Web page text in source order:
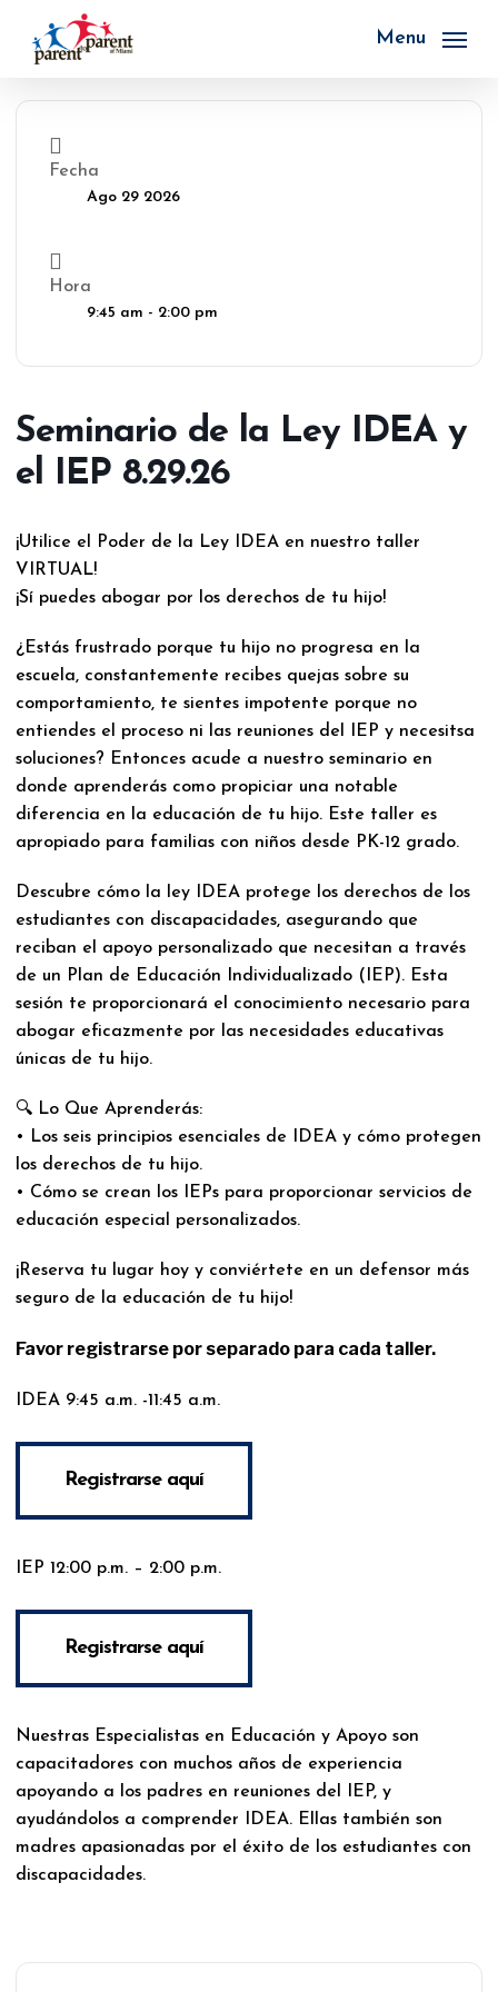
main
Menu
Fecha
Ago 29 2026
Hora
9:45 am - 2:00 pm
Seminario de la Ley IDEA y
el IEP 8.29.26
¡Utilice el Poder de la Ley IDEA en nuestro taller
VIRTUAL!
¡Sí puedes abogar por los derechos de tu hijo!
¿Estás frustrado porque tu hijo no progresa en la
escuela, constantemente recibes quejas sobre su
comportamiento, te sientes impotente porque no
entiendes el proceso ni las reuniones del IEP y necesitsa
soluciones? Entonces acude a nuestro seminario en
donde aprenderás como propiciar una notable
diferencia en la educación de tu hijo. Este taller es
apropiado para familias con niños desde PK-12 grado.
Descubre cómo la ley IDEA protege los derechos de los
estudiantes con discapacidades, asegurando que
reciban el apoyo personalizado que necesitan a través
de un Plan de Educación Individualizado (IEP). Esta
sesión te proporcionará el conocimiento necesario para
abogar eficazmente por las necesidades educativas
únicas de tu hijo.
🔍 Lo Que Aprenderás:
• Los seis principios esenciales de IDEA y cómo protegen
los derechos de tu hijo.
• Cómo se crean los IEPs para proporcionar servicios de
educación especial personalizados.
¡Reserva tu lugar hoy y conviértete en un defensor más
seguro de la educación de tu hijo!
Favor registrarse por separado para cada taller.
IDEA 9:45 a.m. -11:45 a.m.
Registrarse aquí
IEP 12:00 p.m. – 2:00 p.m.
Registrarse aquí
Nuestras Especialistas en Educación y Apoyo son
capacitadores con muchos años de experiencia
apoyando a los padres en reuniones del IEP, y
ayudándolos a comprender IDEA. Ellas también son
madres apasionadas por el éxito de los estudiantes con
discapacidades.